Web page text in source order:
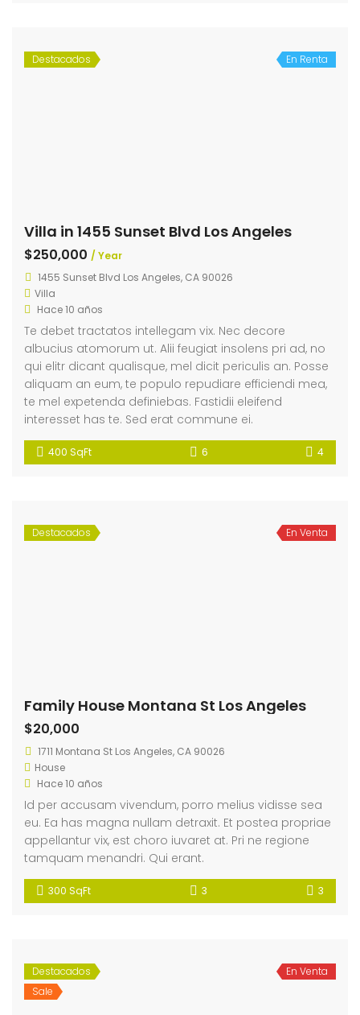
Destacados En Renta
Villa in 1455 Sunset Blvd Los Angeles
$250,000 / Year
1455 Sunset Blvd Los Angeles, CA 90026
Villa
Hace 10 años
Te debet tractatos intellegam vix. Nec decore
albucius atomorum ut. Alii feugiat insolens pri ad, no
qui elitr dicant qualisque, mel dicit periculis an. Posse
aliquam an eum, te populo repudiare efficiendi mea,
te mel expetenda definiebas. Fastidii eleifend
interesset has te. Sed erat commune ei.
400 SqFt 6 4
Destacados En Venta
Family House Montana St Los Angeles
$20,000
1711 Montana St Los Angeles, CA 90026
House
Hace 10 años
Id per accusam vivendum, porro melius vidisse sea
eu. Ea has magna nullam detraxit. Et postea propriae
appellantur vix, est choro iuvaret at. Pri ne regione
tamquam menandri. Qui erant.
300 SqFt 3 3
Destacados
Sale
En Venta